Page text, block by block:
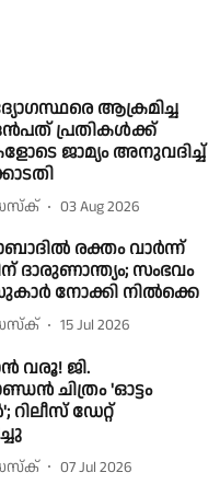
ആക്രമിച്ച
പ്രതികൾക്ക്
ജാമ്യം അനുവദിച്ച്
03 Aug 2026
രക്തം വാർന്ന്
ദാരുണാന്ത്യം; സംഭവം
നോക്കി നിൽക്കെ
15 Jul 2026
വരൂ! ജി.
ചിത്രം 'ഓട്ടം
ഡേറ്റ്
07 Jul 2026